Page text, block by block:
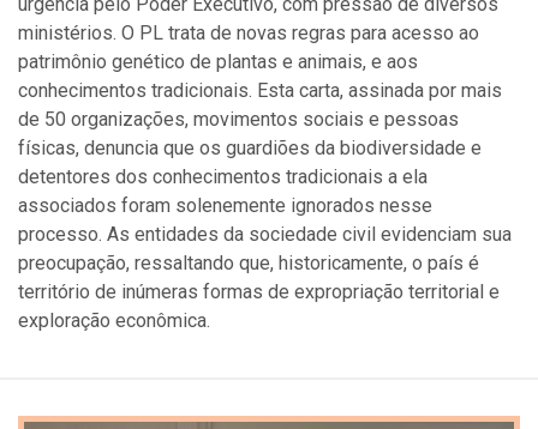
ministérios. O PL trata de novas regras para acesso ao
patrimônio genético de plantas e animais, e aos
conhecimentos tradicionais. Esta carta, assinada por mais
de 50 organizações, movimentos sociais e pessoas
físicas, denuncia que os guardiões da biodiversidade e
detentores dos conhecimentos tradicionais a ela
associados foram solenemente ignorados nesse
processo. As entidades da sociedade civil evidenciam sua
preocupação, ressaltando que, historicamente, o país é
território de inúmeras formas de expropriação territorial e
exploração econômica.